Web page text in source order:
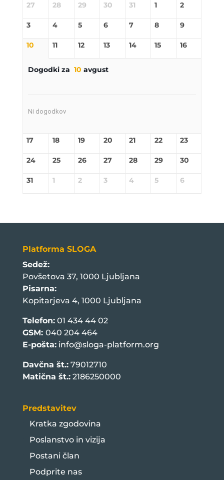
27 28 29 30 31 1 2
3 4 5 6 7 8 9
10 11 12 13 14 15 16
Dogodki za 10 avgust
Ni dogodkov
17 18 19 20 21 22 23
24 25 26 27 28 29 30
31 1 2 3 4 5 6
Platforma SLOGA
Sedež:
Povšetova 37, 1000 Ljubljana
Pisarna:
Kopitarjeva 4, 1000 Ljubljana
Telefon:01 434 44 02
GSM: 040 204 464
E-pošta: info@sloga-platform.org
Davčna št.:79012710
Matična št.:2186250000
Predstavitev
Kratka zgodovina
Poslanstvo in vizija
Postani član
Podprite nas